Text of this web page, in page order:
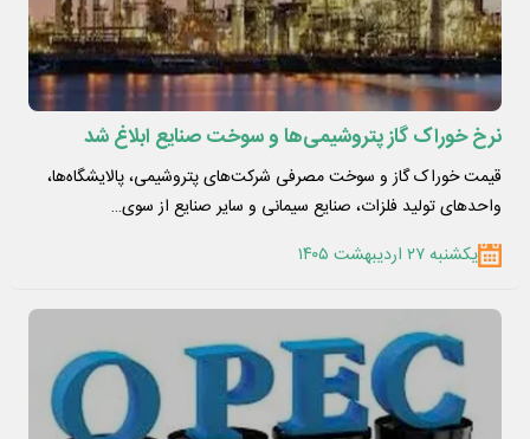
نرخ خوراک گاز پتروشیمی‌ها و سوخت صنایع ابلاغ شد
قیمت خوراک گاز و سوخت مصرفی شرکت‌های پتروشیمی، پالایشگاه‌ها،
واحدهای تولید فلزات، صنایع سیمانی و سایر صنایع از سوی…
یکشنبه ۲۷ اردیبهشت ۱۴۰۵